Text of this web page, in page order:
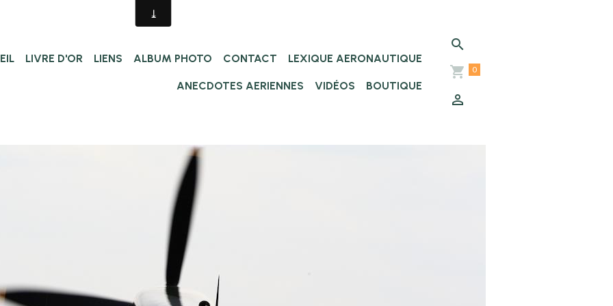
LIVRE D'OR LIENS ALBUM PHOTO CONTACT LEXIQUE AERONAUTIQUE
ANECDOTES AERIENNES VIDÉOS BOUTIQUE
0